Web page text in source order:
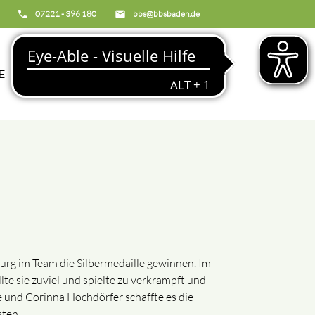
email bbs@bbsbaden.de
phone 07221 - 396 180
BBS search
im Team die Silbermedaille gewinnen. Im
sie zuviel und spielte zu verkrampft und
und Corinna Hochdörfer schaffte es die